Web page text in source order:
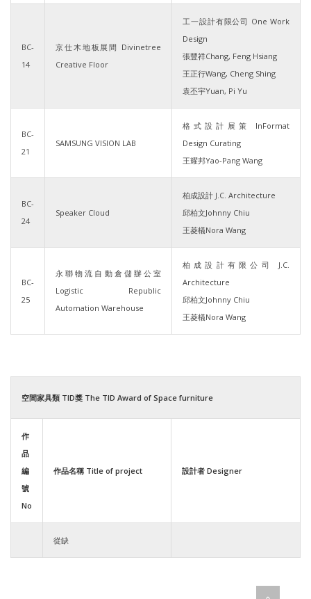
BC-
14
京仕木地板展間 Divinetree
Creative Floor
工一設計有限公司 One Work
Design
張豐祥Chang, Feng Hsiang
王正行Wang, Cheng Shing
袁丕宇Yuan, Pi Yu
BC-
21
SAMSUNG VISION LAB
格式設計展策 InFormat
Design Curating
王耀邦Yao-Pang Wang
BC-
24
Speaker Cloud
柏成設計 J.C. Architecture
邱柏文Johnny Chiu
王菱檥Nora Wang
BC-
25
永聯物流自動倉儲辦公室
Logistic Republic
Automation Warehouse
柏成設計有限公司 J.C.
Architecture
邱柏文Johnny Chiu
王菱檥Nora Wang
空間家具類 TID獎 The TID Award of Space furniture
作
品
編
號
No
作品名稱 Title of project 設計者 Designer
從缺